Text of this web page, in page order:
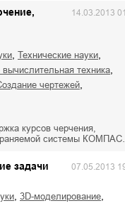
14.03.2013
технические науки
вычислительная техника
создание чертежей
курсов черчения,
системы
задачи 07.05.2013
3D-моделирование